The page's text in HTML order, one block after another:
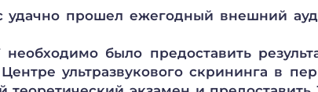
прошел ежегодный внешний
было предоставить
ультразвукового скрининга в